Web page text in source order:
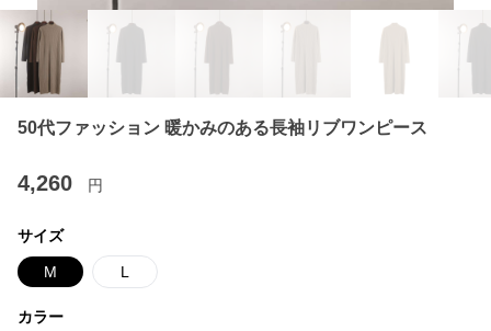
50代ファッション 暖かみのある長袖リブワンピース
4,260 円
サイズ
M L
カラー